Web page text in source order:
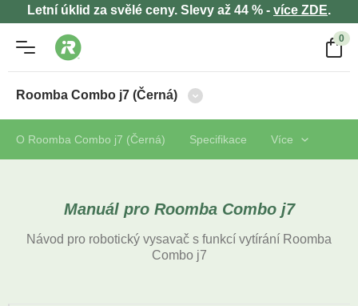
Letní úklid za svělé ceny. Slevy až 44 % - více ZDE.
0
Roomba Combo j7 (Černá)
O Roomba Combo j7 (Černá) Specifikace Více
Manuál pro Roomba Combo j7
Návod pro robotický vysavač s funkcí vytírání Roomba
Combo j7